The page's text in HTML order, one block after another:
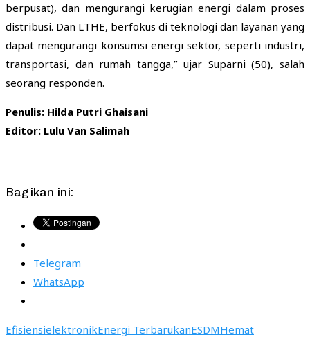
berpusat), dan mengurangi kerugian energi dalam proses
distribusi. Dan LTHE, berfokus di teknologi dan layanan yang
dapat mengurangi konsumsi energi sektor, seperti industri,
transportasi, dan rumah tangga,” ujar Suparni (50), salah
seorang responden.
Penulis: Hilda Putri Ghaisani
Editor: Lulu Van Salimah
Bagikan ini:
Telegram
WhatsApp
EfisiensielektronikEnergi TerbarukanESDMHemat